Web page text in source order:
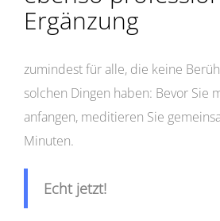
Ergänzung
zumindest für alle, die keine
solchen Dingen haben: Bevor Sie
anfangen, meditieren Sie
Minuten.
Echt jetzt!